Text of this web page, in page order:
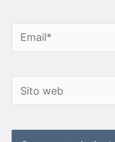
Email*
Sito
web